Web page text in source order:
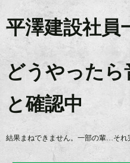
平澤建設社員
どうやったら
と確認中
結果まねできません。一部の輩…それ